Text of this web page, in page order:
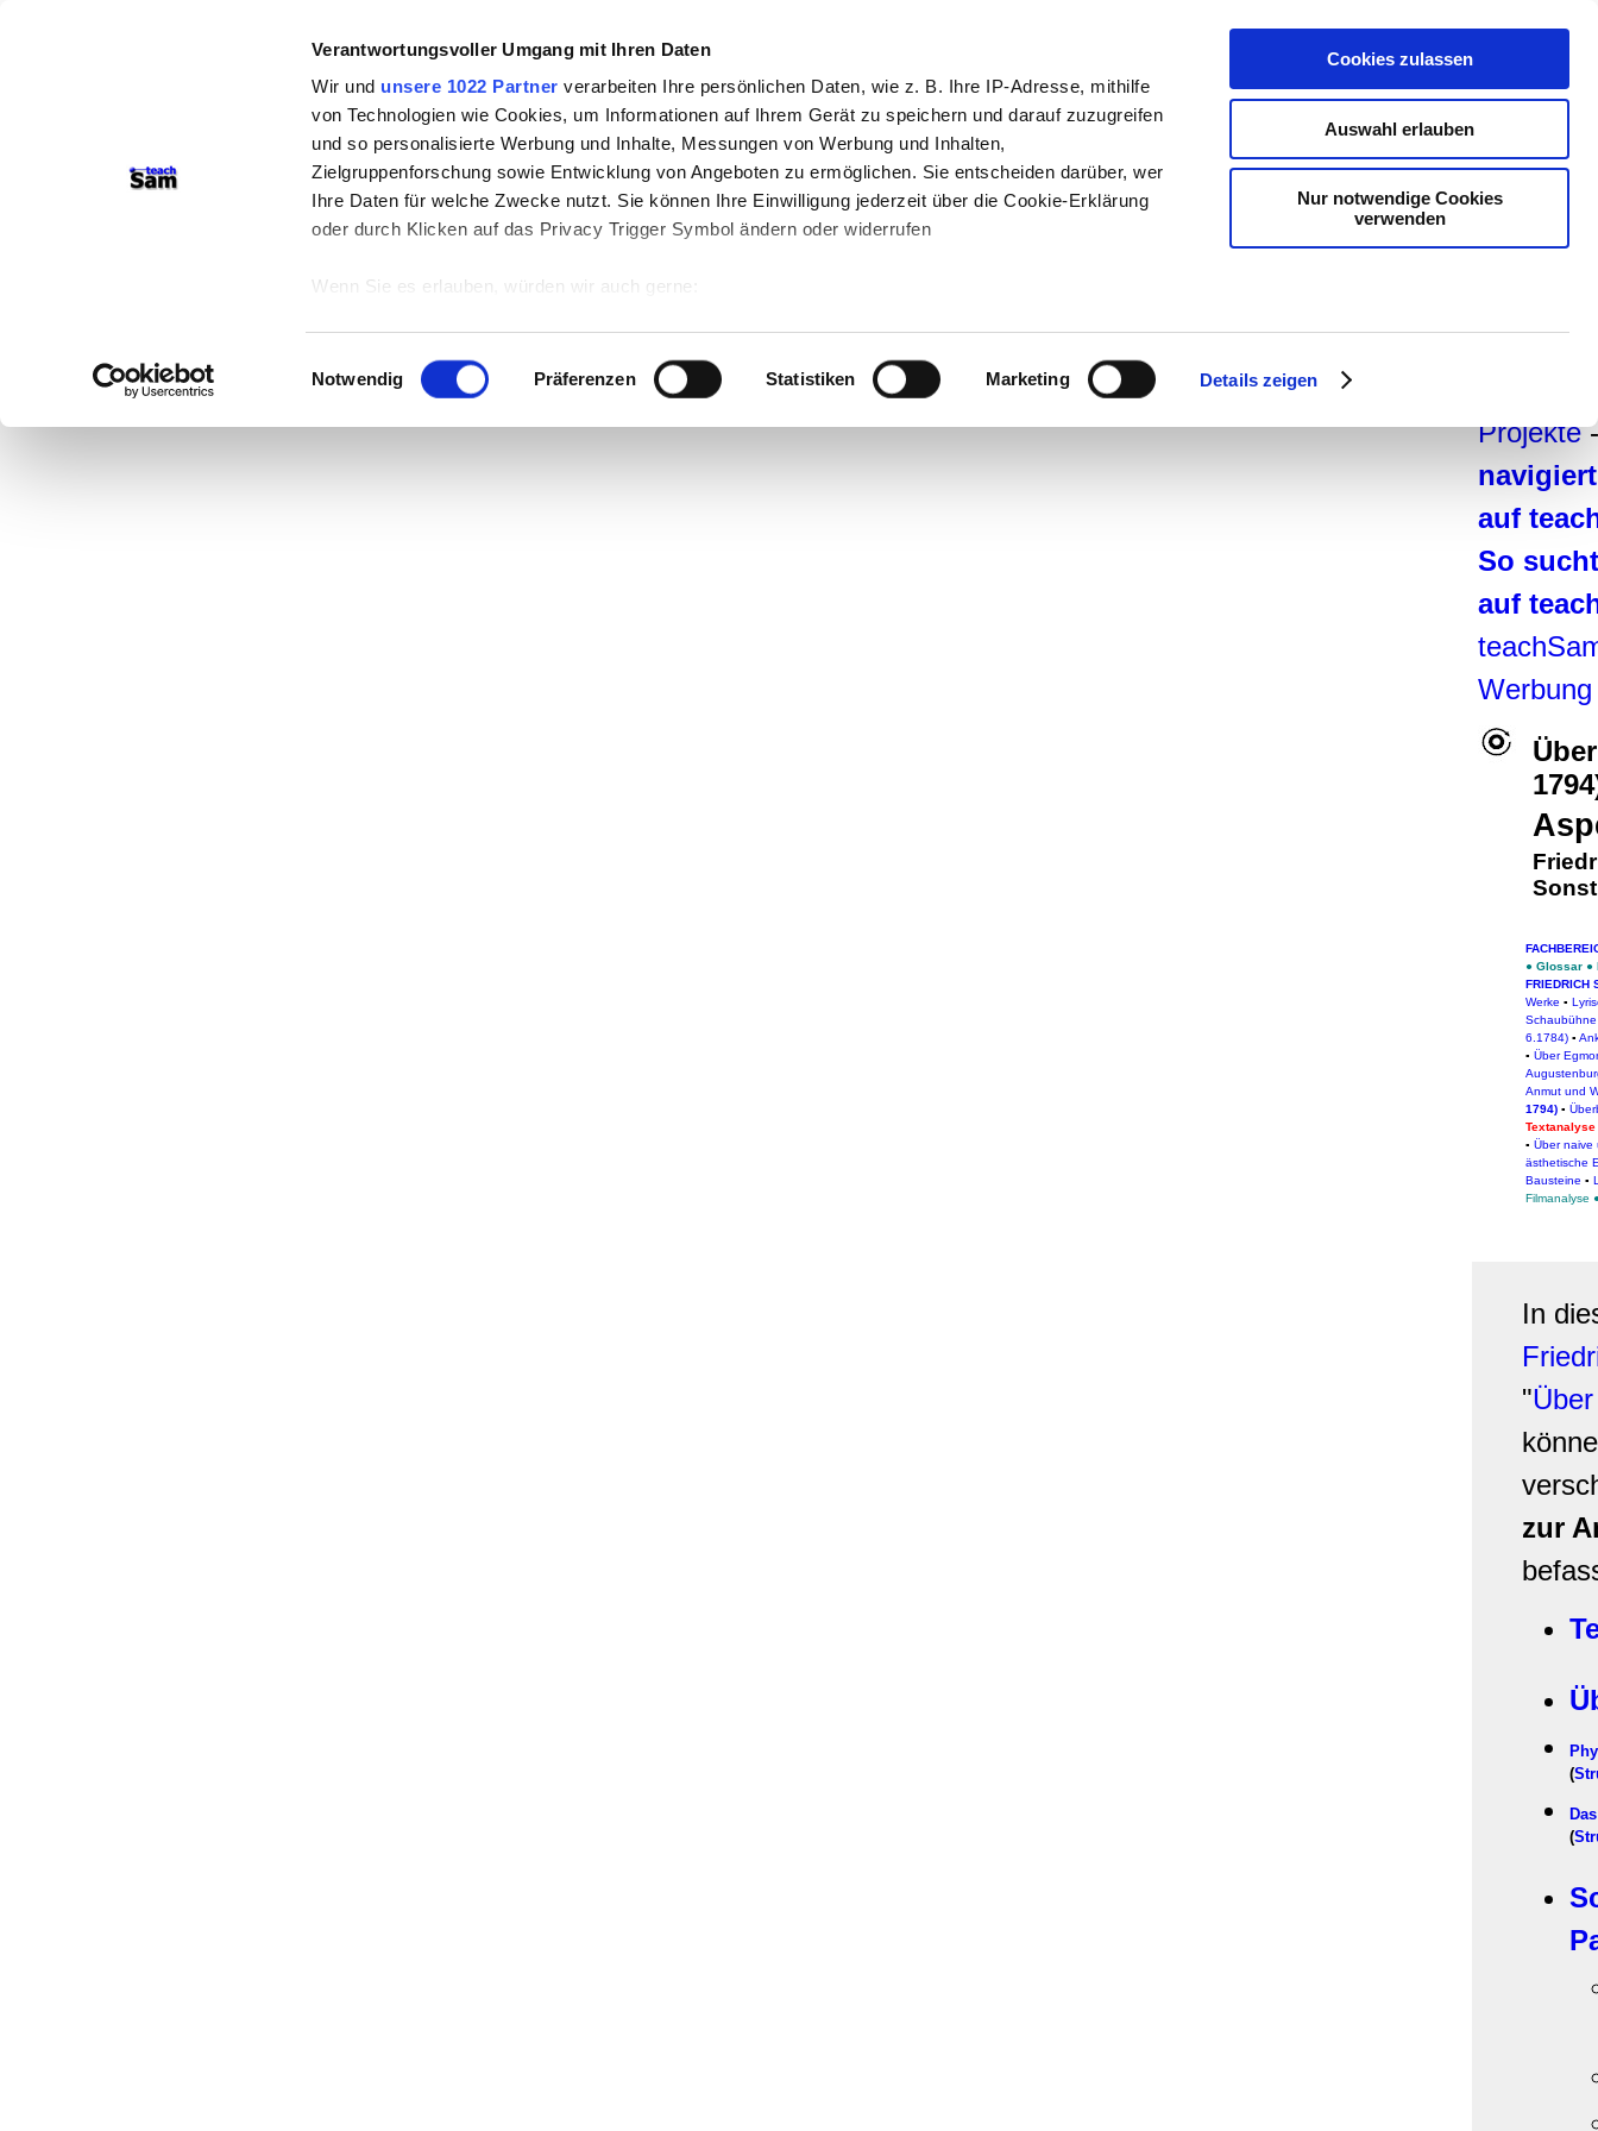
Verantwortungsvoller Umgang mit Ihren Daten
Wir und unsere 1022 Partner verarbeiten Ihre persönlichen Daten, wie z. B. Ihre IP-Adresse, mithilfe
von Technologien wie Cookies, um Informationen auf Ihrem Gerät zu speichern und darauf zuzugreifen
und so personalisierte Werbung und Inhalte, Messungen von Werbung und Inhalten,
Zielgruppenforschung sowie Entwicklung von Angeboten zu ermöglichen. Sie entscheiden darüber, wer
Ihre Daten für welche Zwecke nutzt. Sie können Ihre Einwilligung jederzeit über die Cookie-Erklärung
oder durch Klicken auf das Privacy Trigger Symbol ändern oder widerrufen
Wenn Sie es erlauben, würden wir auch gerne:
Ihr Gerät durch aktives Scannen nach bestimmten Merkmalen (Fingerprinting) identifizieren
Erfahren Sie mehr darüber, wie Ihre persönlichen Daten verarbeitet werden, und legen Sie Ihre
Präferenzen imAbschnitt Einzelheitenfest.
Einwilligungsauswahl
Notwendig Präferenzen Statistiken Marketing Details zeigen
Cookies zulassen
Auswahl erlauben
Nur notwendige Cookies
verwenden
Deutsch
Projekte
auf
So
auf
Werbung
● Glossar ●
FRIEDRICH
Werke ▪
6.1784) ▪
▪ Über
Anmut und
1794) ▪
Textanalyse
▪ Über naive
ästhetische
Bausteine ▪
Filmanalyse
In
"
zur
(
(